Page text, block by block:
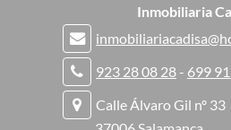
Inmobiliaria
923 28 08 28 - 699
Calle Álvaro Gil nº 33